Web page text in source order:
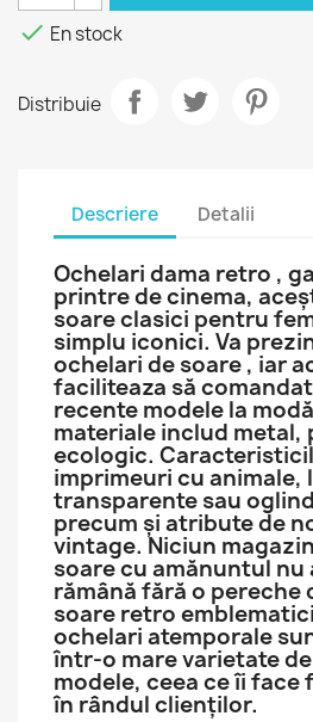
 En stock
Distribuie
Descriere Detalii
Ochelari dama retro ,
printre de cinema,
soare clasici pentru
simplu iconici. Va
ochelari de soare , iar
faciliteaza să
recente modele la
materiale includ metal,
ecologic.
imprimeuri cu animale,
transparente sau
precum și atribute de
vintage. Niciun
soare cu amănuntul nu
rămână fără o pereche
soare retro
ochelari atemporale
într-o mare varietate
modele, ceea ce îi
în rândul clienților.